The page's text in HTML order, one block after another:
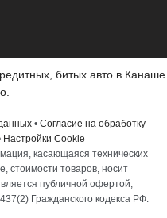
битых авто в Канаше
• Согласие на обработку
Настройки Cookie
касающаяся технических
стоимости товаров, носит
публичной офертой,
Гражданского кодекса РФ.